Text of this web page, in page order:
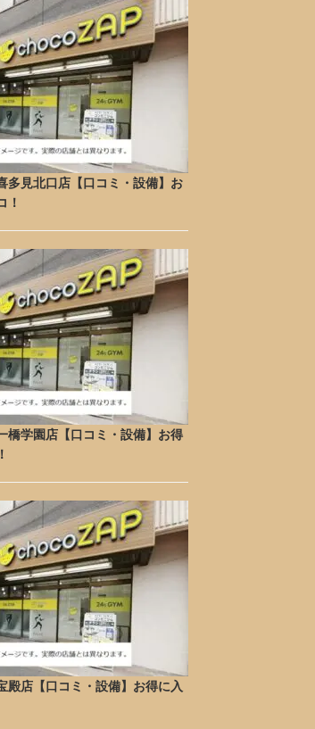
多見北口店【口コミ・設備】お
！
橋学園店【口コミ・設備】お得
殿店【口コミ・設備】お得に入